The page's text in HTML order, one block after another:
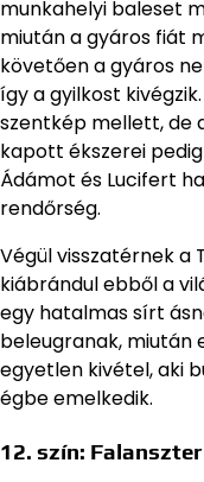
munkahelyi baleset
miután a gyáros fiát
követően a gyáros
így a gyilkost
szentkép mellett, de
kapott ékszerei
Ádámot és Lucifert
rendőrség.
Végül visszatérnek a
kiábrándul ebből a
egy hatalmas sírt
beleugranak, miután
egyetlen kivétel, aki
égbe emelkedik.
12. szín: Falanszter